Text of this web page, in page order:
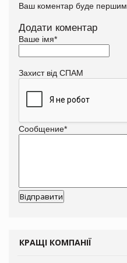
Ваш коментар буде першим.
Додати коментар
Ваше імя*
Захист від СПАМ
Сообщение*
КРАЩІ КОМПАНІЇ